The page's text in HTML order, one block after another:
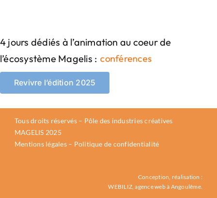
4 jours dédiés à l’animation au coeur de
l’écosystème Magelis :
Revivre l’édition 2025
Tous droits réservés – Pôle des industries créatives
MAGELIS 2025
Mentions légales– Politique de confidentialité
Conception, réalisation :
WEBILIZ, agence web à Angoulême.